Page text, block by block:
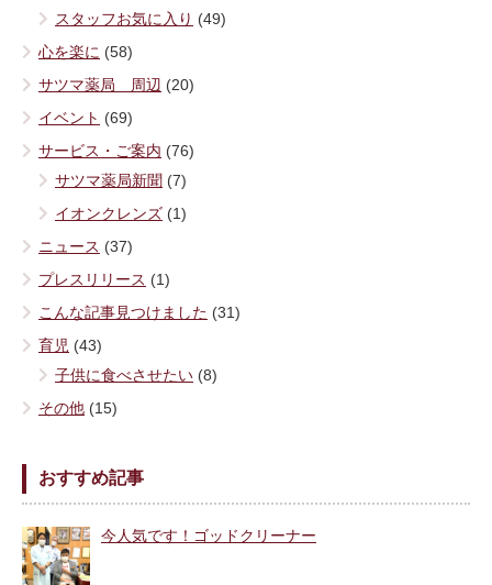
スタッフお気に入り (49)
心を楽に (58)
サツマ薬局 周辺 (20)
イベント (69)
サービス・ご案内 (76)
サツマ薬局新聞 (7)
イオンクレンズ (1)
ニュース (37)
プレスリリース (1)
こんな記事見つけました (31)
育児 (43)
子供に食べさせたい (8)
その他 (15)
おすすめ記事
今人気です！ゴッドクリーナー